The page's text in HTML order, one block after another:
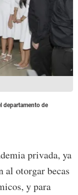
departamento de
privada, ya
al otorgar becas
y para